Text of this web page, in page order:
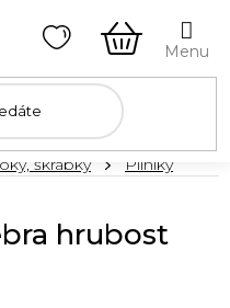
NÁKUPNÍ
KOŠÍK
škrabky Pilníky
hrubost